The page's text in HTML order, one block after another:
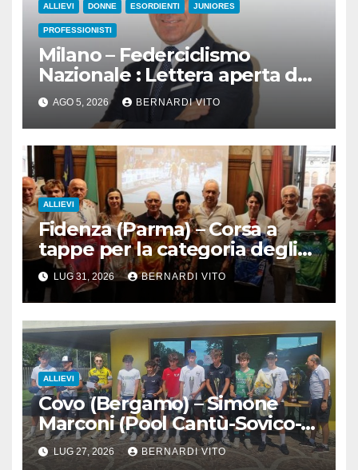
ALLIEVI DONNE ESORDIENTI JUNIORES
PROFESSIONISTI
Milano – Federciclismo
Nazionale : Lettera aperta del
Presidente Cordiano Dagnoni
AGO 5, 2026 BERNARDI VITO
ALLIEVI
Fidenza (Parma) – Corsa a
tappe per la categoria degli
Allievi : 3° Giro delle 3
Province
LUG 31, 2026 BERNARDI VITO
ALLIEVI
Covo (Bergamo) – Simone
Marconi (Pool Cantù-Sovico-
GB Team) vince l’11° Trofeo
Nastroflex Cufra S.p.A. gara
LUG 27, 2026 BERNARDI VITO